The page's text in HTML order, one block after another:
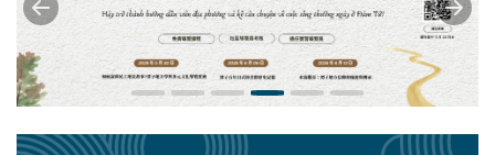
Previous Next